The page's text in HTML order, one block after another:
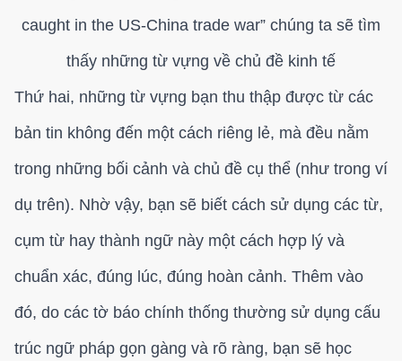
caught in the US-China trade war” chúng ta sẽ tìm
thấy những từ vựng về chủ đề kinh tế
Thứ hai, những từ vựng bạn thu thập được từ các
bản tin không đến một cách riêng lẻ, mà đều nằm
trong những bối cảnh và chủ đề cụ thể (như trong ví
dụ trên). Nhờ vậy, bạn sẽ biết cách sử dụng các từ,
cụm từ hay thành ngữ này một cách hợp lý và
chuẩn xác, đúng lúc, đúng hoàn cảnh. Thêm vào
đó, do các tờ báo chính thống thường sử dụng cấu
trúc ngữ pháp gọn gàng và rõ ràng, bạn sẽ học